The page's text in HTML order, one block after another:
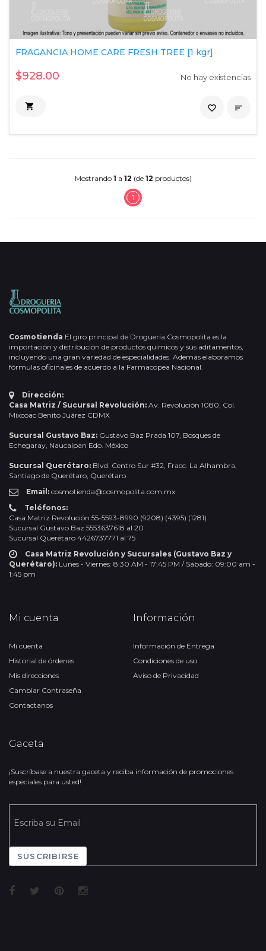
FRAGANCIA HOME CARE FRESH TREE [1 kgr]
$928.00 No hay existencias
 
favorite_border
Mostrando 1 a 12 (de 12 productos)
1
Cosmotienda El giro principal de Droguería Cosmopolita es la
importación y distribución de productos químicos y sus aditamentos,
incluyendo una gran variedad de especialidades. Además elaboramos
fórmulas oficinales de acuerdo a la Farmacopea Nacional.
Dirección:
Casa Matriz / Sucursal Revolución: Av. Revolución 1080, Col.
Mixcoac Benito Juárez CDMX
Sucursal Gustavo Baz: Gustavo Baz Prada 107, Bosques de
Echegaray, Naucalpan Edo. México
Sucursal Querétaro: Blvd. Centro Sur #32, Fracc. La Alhambra,
Santiago de Querétaro, Querétaro
Email: cosmotienda@cosmopolita.com.mx
Teléfonos:
Casa Matriz Revolución 55-5593-8990 (9208) (4395) (1281)
Sucursal Gustavo Baz 5553637618 al 20
Sucursal Querétaro 4426737771 al 75
Casa Matriz Revolución y Sucursales (Gustavo Baz y
Querétaro): Lunes - Viernes: 8:30 AM - 17:45 PM / Sábado: 09:00 am -
1:45 pm
Mi cuenta
Mi cuenta
Historial de órdenes
Mis direcciones
Cambiar Contraseña
Contactanos
Información
Información de Entrega
Condiciones de uso
Aviso de Privacidad
Gaceta
¡Suscríbase a nuestra gaceta y reciba información de promociones
especiales para usted!
SUSCRIBIRSE